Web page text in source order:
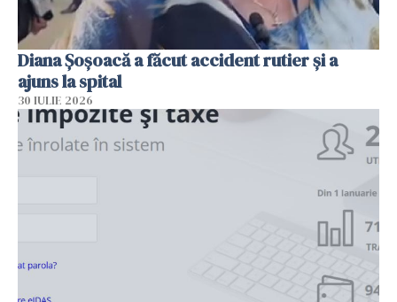
Diana Șoșoacă a făcut accident rutier și a
ajuns la spital
30 IULIE 2026